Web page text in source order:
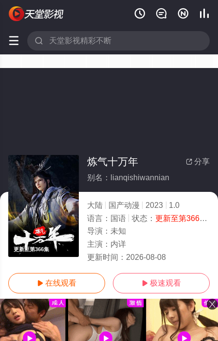
   
 
更新至第366集
 分享
炼气十万年
别名：lianqishiwannian
大陆 国产动漫 2023
1.0
语言： 国语 状态： 更新至第366集
导演： 未知
主演： 内详
更新时间： 2026-08-08
 在线观看  极速观看